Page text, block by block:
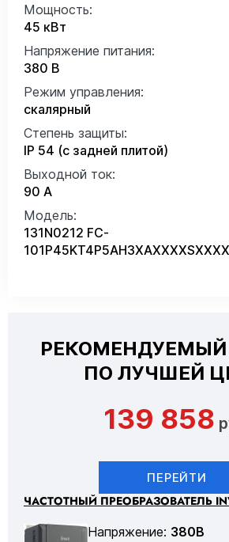
Мощность:
45 кВт
Напряжение питания:
380 В
Режим управления:
скалярный
Степень защиты:
IP 54 (с задней плитой)
Выходной ток:
90 А
Модель:
131N0212 FC-
ПО ЛУЧШЕЙ
139 858
ПЕРЕЙТИ
ЧАСТОТНЫЙ ПРЕОБРАЗОВАТЕЛЬ
Напряжение: 380В